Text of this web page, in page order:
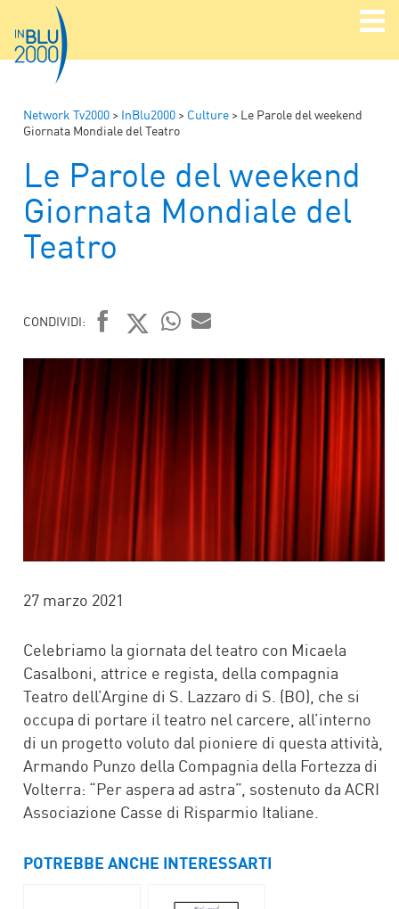
Network Tv2000 > InBlu2000 > Culture > Le Parole del weekend
Giornata Mondiale del Teatro
Le Parole del weekend
Giornata Mondiale del
Teatro
CONDIVIDI:
FACEBOOK
TWITTER
WHATSAPP
MAIL
27 marzo 2021
Celebriamo la giornata del teatro con Micaela
Casalboni, attrice e regista, della compagnia
Teatro dell’Argine di S. Lazzaro di S. (BO), che si
occupa di portare il teatro nel carcere, all’interno
di un progetto voluto dal pioniere di questa attività,
Armando Punzo della Compagnia della Fortezza di
Volterra: “Per aspera ad astra”, sostenuto da ACRI
Associazione Casse di Risparmio Italiane.
POTREBBE ANCHE INTERESSARTI